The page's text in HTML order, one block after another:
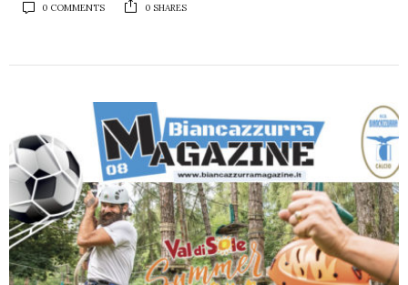
0 COMMENTS 0 SHARES